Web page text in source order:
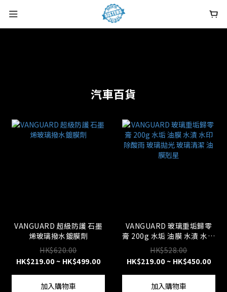
汽車百貨
VANGUARD 超級防護 石墨
烯玻璃撥水鍍膜劑
HK$620.00
HK$219.00 ~ HK$499.00
加入購物車
VANGUARD 玻璃重垢歸零
膏 200g 水垢 油膜 水漬 水印
除酸雨 玻璃拋光 玻璃清潔
油膜剋星
HK$528.00
HK$219.00 ~ HK$450.00
加入購物車